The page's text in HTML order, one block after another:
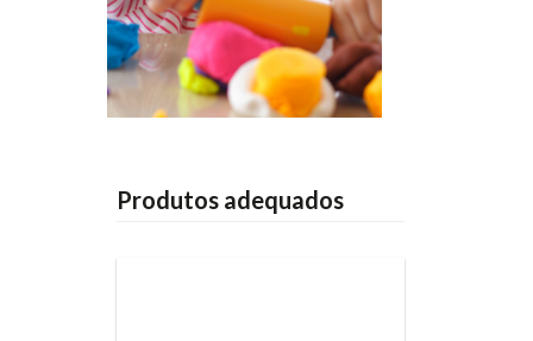
Produtos adequados